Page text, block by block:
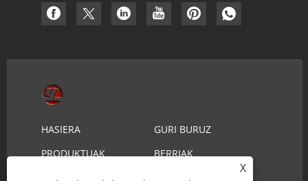
HASIERA
GURI BURUZ
PRODUKTUAK
BERRIAK
X